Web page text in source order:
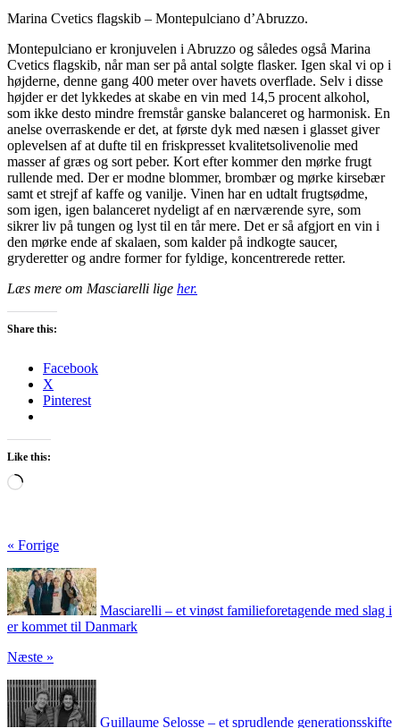
Marina Cvetics flagskib – Montepulciano d’Abruzzo.
Montepulciano er kronjuvelen i Abruzzo og således også Marina
Cvetics flagskib, når man ser på antal solgte flasker. Igen skal vi op i
højderne, denne gang 400 meter over havets overflade. Selv i disse
højder er det lykkedes at skabe en vin med 14,5 procent alkohol,
som ikke desto mindre fremstår ganske balanceret og harmonisk. En
anelse overraskende er det, at første dyk med næsen i glasset giver
oplevelsen af at dufte til en friskpresset kvalitetsolivenolie med
masser af græs og sort peber. Kort efter kommer den mørke frugt
rullende med. Der er modne blommer, brombær og mørke kirsebær
samt et strejf af kaffe og vanilje. Vinen har en udtalt frugtsødme,
som igen, igen balanceret nydeligt af en nærværende syre, som
sikrer liv på tungen og lyst til en tår mere. Det er så afgjort en vin i
den mørke ende af skalaen, som kalder på indkogte saucer,
gryderetter og andre former for fyldige, koncentrerede retter.
Læs mere om Masciarelli lige her.
Share this:
Facebook
X
Pinterest
Like this:
Loading…
« Forrige
Masciarelli – et vinøst familieforetagende med slag i
er kommet til Danmark
Næste »
Guillaume Selosse – et sprudlende generationsskifte